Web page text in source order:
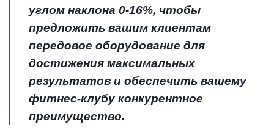
углом наклона 0-16%, чтобы
предложить вашим клиентам
передовое оборудование для
достижения максимальных
результатов и обеспечить вашему
фитнес-клубу конкурентное
преимущество.